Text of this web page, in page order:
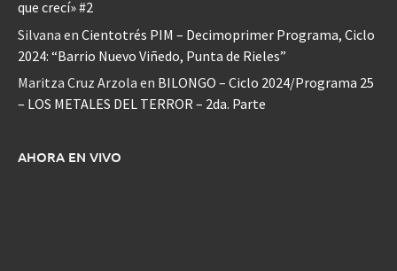
que crecí» #2
Silvana en Cientotrés PIM – Decimoprimer Programa, Ciclo
2024: “Barrio Nuevo Viñedo, Punta de Rieles”
Maritza Cruz Arzola en BILONGO – Ciclo 2024/Programa 25
– LOS METALES DEL TERROR – 2da. Parte
AHORA EN VIVO